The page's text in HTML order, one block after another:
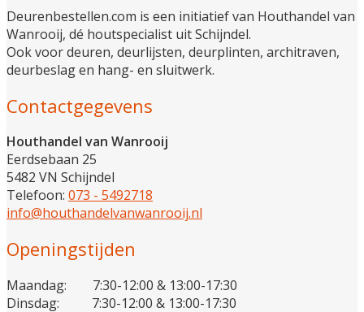
Deurenbestellen.com is een initiatief van Houthandel van
Wanrooij, dé houtspecialist uit Schijndel.
Ook voor deuren, deurlijsten, deurplinten, architraven,
deurbeslag en hang- en sluitwerk.
Contactgegevens
Houthandel van Wanrooij
Eerdsebaan 25
5482 VN Schijndel
Telefoon: 073 - 5492718
info@houthandelvanwanrooij.nl
Openingstijden
Maandag: 7:30-12:00 & 13:00-17:30
Dinsdag: 7:30-12:00 & 13:00-17:30